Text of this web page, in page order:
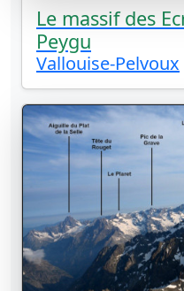
Le massif des
Peygu
Vallouise-Pelvoux